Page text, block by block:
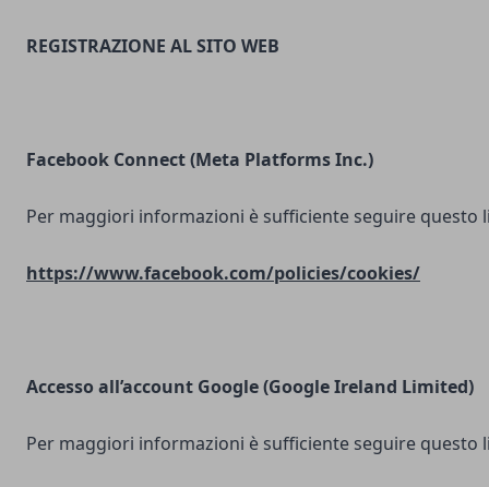
REGISTRAZIONE AL SITO WEB
Facebook Connect (Meta Platforms Inc.)
Per maggiori informazioni è sufficiente seguire questo
https://www.facebook.com/policies/cookies/
Accesso all’account Google (Google Ireland Limited)
Per maggiori informazioni è sufficiente seguire questo